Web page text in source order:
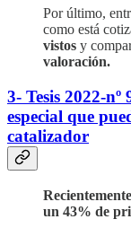
Por último,
como está
vistos y
valoración.
3- Tesis 2022-
especial que
catalizador
un 43% de